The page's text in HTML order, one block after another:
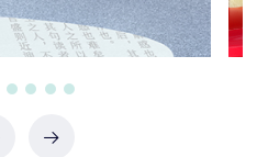
2026-0487）中标结
2026-0485）中标结